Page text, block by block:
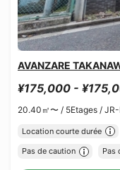
AVANZARE
¥175,000 -
20.40㎡〜 / 5Etages /
Location courte durée
Pas de caution Pas